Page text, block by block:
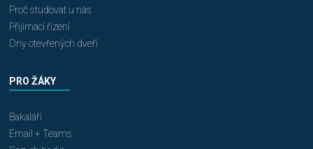
Proč studovat u nás
Přijímací řízení
Dny otevřených dveří
PRO ŽÁKY
Bakaláři
Email + Teams